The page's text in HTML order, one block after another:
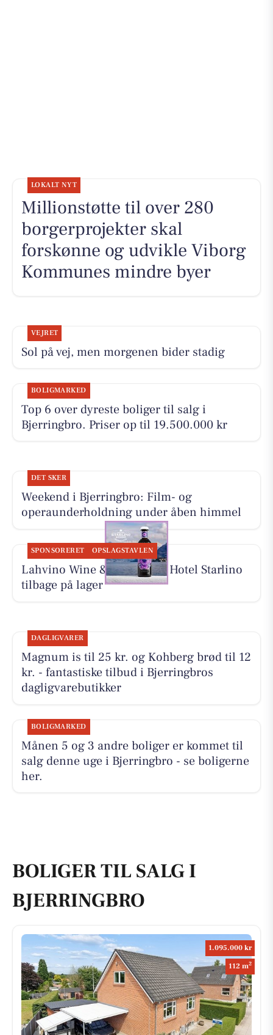
LOKALT NYT
Millionstøtte til over 280
borgerprojekter skal
forskønne og udvikle Viborg
Kommunes mindre byer
VEJRET
Sol på vej, men morgenen bider stadig
BOLIGMARKED
Top 6 over dyreste boliger til salg i
Bjerringbro. Priser op til 19.500.000 kr
DET SKER
Weekend i Bjerringbro: Film- og
operaunderholdning under åben himmel
SPONSORERET OPSLAGSTAVLEN
Lahvino Wine & Spirits har Hotel Starlino
tilbage på lager
DAGLIGVARER
Magnum is til 25 kr. og Kohberg brød til 12
kr. - fantastiske tilbud i Bjerringbros
dagligvarebutikker
BOLIGMARKED
Månen 5 og 3 andre boliger er kommet til
salg denne uge i Bjerringbro - se boligerne
her.
BOLIGER TIL SALG I
BJERRINGBRO
1.095.000 kr
112 m2